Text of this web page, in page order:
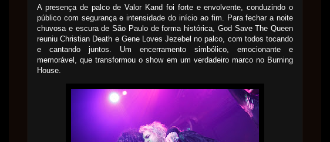
A presença de palco de Valor Kand foi forte e envolvente, conduzindo o
público com segurança e intensidade do início ao fim. Para fechar a noite
chuvosa e escura de São Paulo de forma histórica, God Save The Queen
reuniu Christian Death e Gene Loves Jezebel no palco, com todos tocando
e cantando juntos. Um encerramento simbólico, emocionante e
memorável, que transformou o show em um verdadeiro marco no Burning
House.